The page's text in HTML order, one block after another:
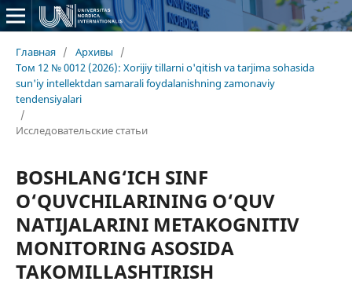
Главная / Архивы
/
Том 12 № 0012 (2026): Xorijiy tillarni o'qitish va tarjima sohasida
sun'iy intellektdan samarali foydalanishning zamonaviy
tendensiyalari
/
Исследовательские статьи
BOSHLANG‘ICH SINF
O‘QUVCHILARINING O‘QUV
NATIJALARINI METAKOGNITIV
MONITORING ASOSIDA
TAKOMILLASHTIRISH